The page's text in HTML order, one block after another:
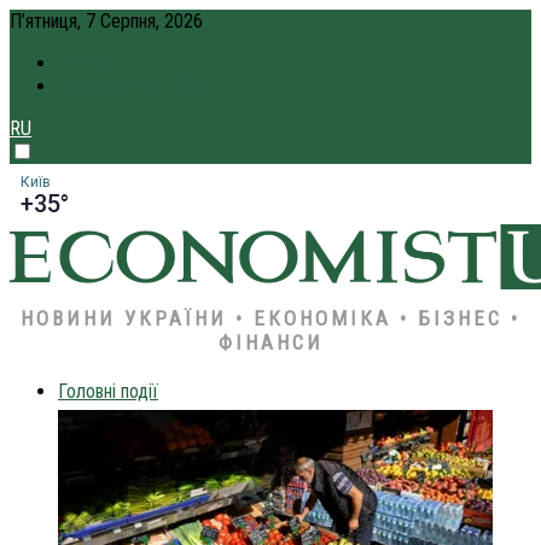
П’ятниця, 7 Серпня, 2026
RU
Київ
+35°
НОВИНИ УКРАЇНИ • ЕКОНОМІКА • БІЗНЕС •
ФІНАНСИ
Головні події